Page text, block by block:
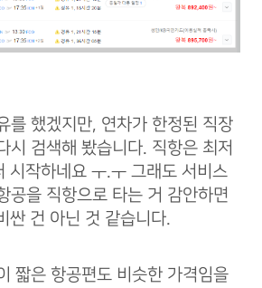
를 했겠지만, 연차가 한정된 직장
시 검색해 봤습니다. 직항은 최저
시작하네요 ㅜ.ㅜ 그래도 서비스
공을 직항으로 타는 거 감안하면
싼 건 아닌 것 같습니다.
짧은 항공편도 비슷한 가격임을